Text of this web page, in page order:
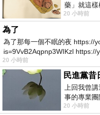
藥」就這樣
停止衰老
20 小時前
為了
為了那每一個不眠的夜 https://
is=9VvB2Aqpnp3WIKzl
20 小時前
民進黨昔
上回我曾
事的專業
是只會到處
20 小時前